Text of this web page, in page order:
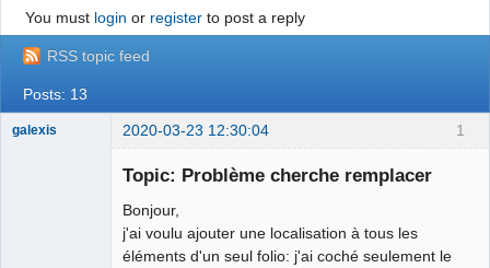
Site officiel
Wiki
BugTracker
Manual 0.8_cs
You must login or registerto post a reply
RSS topic feed
Posts: 13
1
galexis 2020-03-23 12:30:04
Topic: Problème cherche remplacer
Bonjour,
j'ai voulu ajouter une localisation à tous les
éléments d'un seul folio: j'ai coché seulement le